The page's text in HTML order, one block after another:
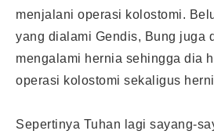
menjalani operasi kolostomi.
yang dialami Gendis, Bung juga
mengalami hernia sehingga dia
operasi kolostomi sekaligus
Sepertinya Tuhan lagi sayang-